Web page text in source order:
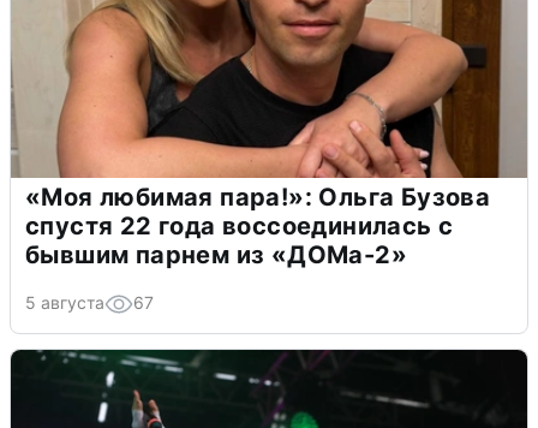
«Моя любимая пара!»: Ольга Бузова
спустя 22 года воссоединилась с
бывшим парнем из «ДОМа-2»
5 августа 67